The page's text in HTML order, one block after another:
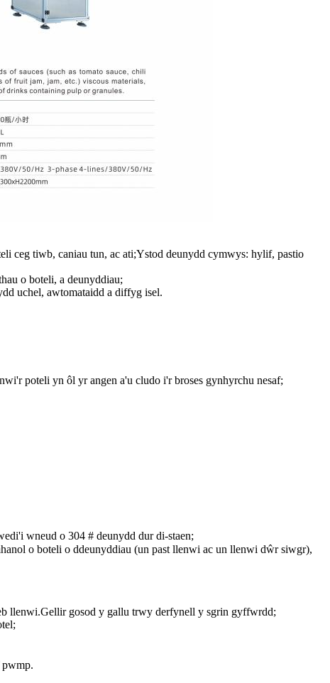
ceg tiwb, caniau tun, ac ati;Ystod deunydd cymwys: hylif, pastio
o boteli, a deunyddiau;
uchel, awtomataidd a diffyg isel.
poteli yn ôl yr angen a'u cludo i'r broses gynhyrchu nesaf;
wneud o 304 # deunydd dur di-staen;
o boteli o ddeunyddiau (un past llenwi ac un llenwi dŵr siwgr),
llenwi.Gellir gosod y gallu trwy derfynell y sgrin gyffwrdd;